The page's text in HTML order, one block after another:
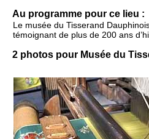
Au programme pour ce lieu :
Le musée du Tisserand
témoignant de plus de 200 ans
2 photos pour Musée du